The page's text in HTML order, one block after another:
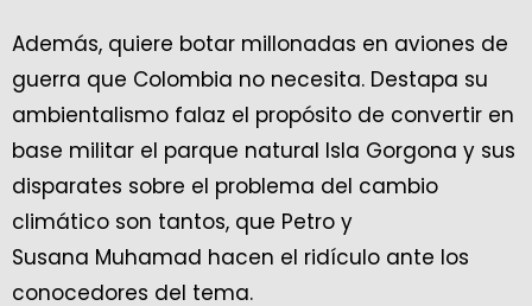
Además, quiere botar millonadas en aviones de
guerra que Colombia no necesita. Destapa su
ambientalismo falaz el propósito de convertir en
base militar el parque natural Isla Gorgona y sus
disparates sobre el problema del cambio
climático son tantos, que Petro y
Susana Muhamad hacen el ridículo ante los
conocedores del tema.